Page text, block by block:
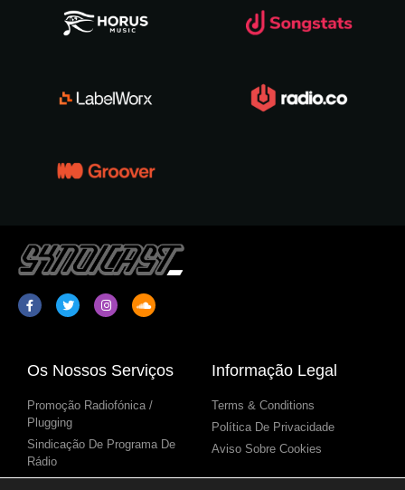
Os Nossos Serviços
Promoção Radiofónica /
Plugging
Sindicação De Programa De
Rádio
Informação Legal
Terms & Conditions
Política De Privacidade
Aviso Sobre Cookies